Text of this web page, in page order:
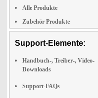
Alle Produkte
Zubehör Produkte
Support-Elemente:
Handbuch-, Treiber-, Video-
Downloads
Support-FAQs